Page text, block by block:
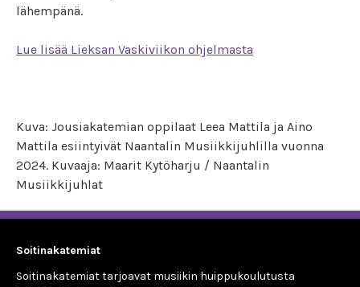
lähempänä.
Lue lisää Lieksan Vaskiviikon ohjelmasta
Kuva: Jousiakatemian oppilaat Leea Mattila ja Aino
Mattila esiintyivät Naantalin Musiikkijuhlilla vuonna
2024. Kuvaaja: Maarit Kytöharju / Naantalin
Musiikkijuhlat
Soitinakatemiat
Soitinakatemiat tarjoavat musiikin huippukoulutusta